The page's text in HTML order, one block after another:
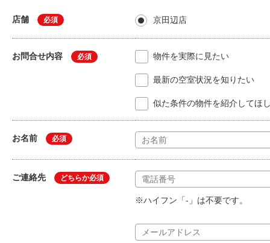
店舗 必須 京田辺店
お問合せ内容 必須 物件を実際に見たい
最新の空室状況を知りたい
似た条件の物件を紹介してほ
お名前 必須
ご連絡先 どちらか必須
※ハイフン「-」は不要です。